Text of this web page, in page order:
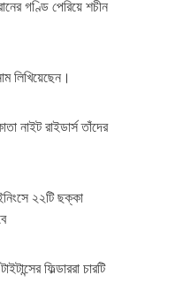
গণ্ডি পেরিয়ে শচীন
লিখিয়েছেন।
নাইট রাইডার্স তাঁদের
২২টি ছক্কা
ফিল্ডাররা চারটি